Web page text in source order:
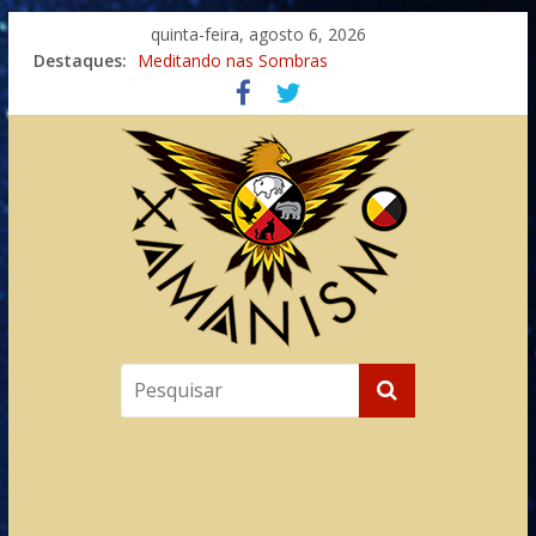
quinta-feira, agosto 6, 2026
Destaques: Meditando nas Sombras
Autosuficiência: A Jornada do Espírito Ancestral
Xamanismo Universal
Totens – Caminho Espiritual – Crescimento
Imaginação na Cura